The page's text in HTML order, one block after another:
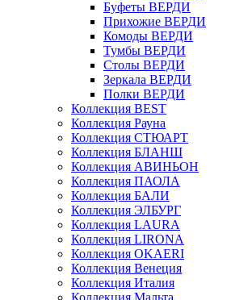
Буфеты ВЕРДИ
Прихожие ВЕРДИ
Комоды ВЕРДИ
Тумбы ВЕРДИ
Столы ВЕРДИ
Зеркала ВЕРДИ
Полки ВЕРДИ
Коллекция BEST
Коллекция Рауна
Коллекция СТЮАРТ
Коллекция БЛАНШ
Коллекция АВИНЬОН
Коллекция ПАОЛА
Коллекция БАЛИ
Коллекция ЭЛБУРГ
Коллекция LAURA
Коллекция LIRONA
Коллекция OKAERI
Коллекция Венеция
Коллекция Италия
Коллекция Мальта